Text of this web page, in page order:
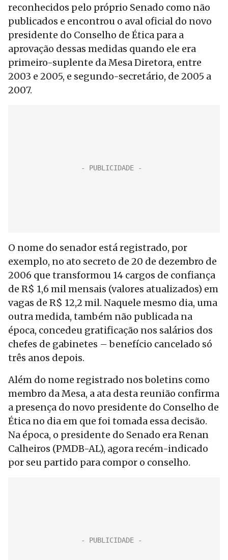
reconhecidos pelo próprio Senado como não
publicados e encontrou o aval oficial do novo
presidente do Conselho de Ética para a
aprovação dessas medidas quando ele era
primeiro-suplente da Mesa Diretora, entre
2003 e 2005, e segundo-secretário, de 2005 a
2007.
O nome do senador está registrado, por
exemplo, no ato secreto de 20 de dezembro de
2006 que transformou 14 cargos de confiança
de R$ 1,6 mil mensais (valores atualizados) em
vagas de R$ 12,2 mil. Naquele mesmo dia, uma
outra medida, também não publicada na
época, concedeu gratificação nos salários dos
chefes de gabinetes – benefício cancelado só
três anos depois.
Além do nome registrado nos boletins como
membro da Mesa, a ata desta reunião confirma
a presença do novo presidente do Conselho de
Ética no dia em que foi tomada essa decisão.
Na época, o presidente do Senado era Renan
Calheiros (PMDB-AL), agora recém-indicado
por seu partido para compor o conselho.